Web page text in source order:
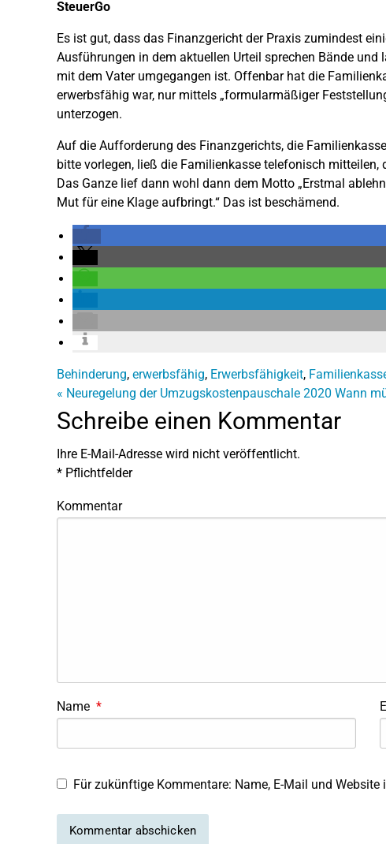
SteuerGo
Es ist gut, dass das Finanzgericht der Praxis zumindest
Ausführungen in dem aktuellen Urteil sprechen Bände
mit dem Vater umgegangen ist. Offenbar hat die
erwerbsfähig war, nur mittels „formularmäßiger
unterzogen.
Auf die Aufforderung des Finanzgerichts, die
bitte vorlegen, ließ die Familienkasse telefonisch
Das Ganze lief dann wohl dann dem Motto „Erstmal
Mut für eine Klage aufbringt.“ Das ist beschämend.
Behinderung, erwerbsfähig, Erwerbsfähigkeit,
« Neuregelung der Umzugskostenpauschale 2020 Wann
Schreibe einen Kommentar
Ihre E-Mail-Adresse wird nicht veröffentlicht.
* Pflichtfelder
Kommentar
Name *
Für zukünftige Kommentare: Name, E-Mail und Website